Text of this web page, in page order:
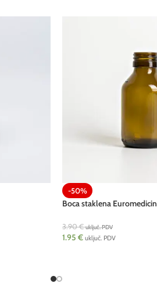
-50%
Boca staklena Euromedicin
3.90€ uključ. PDV
1.95 € uključ. PDV